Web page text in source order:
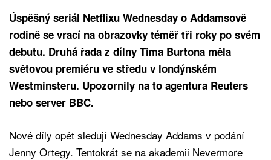
Úspěšný seriál Netflixu Wednesday o Addamsově
rodině se vrací na obrazovky téměř tři roky po svém
debutu. Druhá řada z dílny Tima Burtona měla
světovou premiéru ve středu v londýnském
Westminsteru. Upozornily na to agentura Reuters
nebo server BBC.
Nové díly opět sledují Wednesday Addams v podání
Jenny Ortegy. Tentokrát se na akademii Nevermore